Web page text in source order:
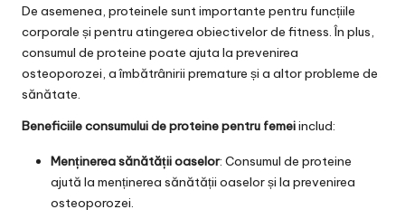
De asemenea, proteinele sunt importante pentru funcțiile
corporale și pentru atingerea obiectivelor de fitness. În plus,
consumul de proteine poate ajuta la prevenirea
osteoporozei, a îmbătrânirii premature și a altor probleme de
sănătate.
Beneficiile consumului de proteine pentru femeiinclud:
Menținerea sănătății oaselor: Consumul de proteine
ajută la menținerea sănătății oaselor și la prevenirea
osteoporozei.